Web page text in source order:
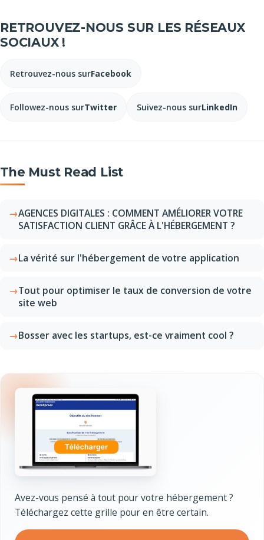
RETROUVEZ-NOUS SUR LES RÉSEAUX
SOCIAUX !
Retrouvez-nous surFacebook
Followez-nous surTwitter Suivez-nous surLinkedIn
The Must Read List
AGENCES DIGITALES : COMMENT AMÉLIORER VOTRE
SATISFACTION CLIENT GRÂCE À L'HÉBERGEMENT ?
La vérité sur l'hébergement de votre application
Tout pour optimiser le taux de conversion de votre
site web
Bosser avec les startups, est-ce vraiment cool ?
Avez-vous pensé à tout pour votre hébergement ?
Téléchargez cette grille pour en être certain.